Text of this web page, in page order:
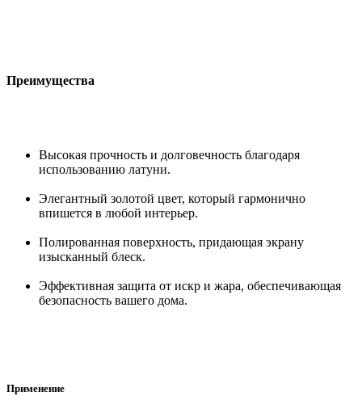
Преимущества
Высокая прочность и долговечность благодаря
использованию латуни.
Элегантный золотой цвет, который гармонично
впишется в любой интерьер.
Полированная поверхность, придающая экрану
изысканный блеск.
Эффективная защита от искр и жара, обеспечивающая
безопасность вашего дома.
Применение